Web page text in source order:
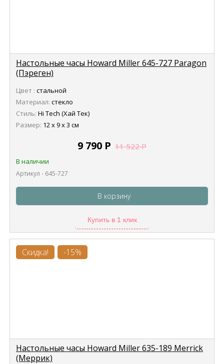
Настольные часы Howard Miller 645-727 Paragon
(Пэреген)
Цвет : стальной
Материал: стекло
Стиль: Hi Tech (Хай Тек)
Размер: 12 х 9 х 3 см
9 790 Р 11 522Р
В наличии
Артикул - 645-727
В корзину
Купить в 1 клик
Скидка! -15%
Настольные часы Howard Miller 635-189 Merrick
(Меррик)